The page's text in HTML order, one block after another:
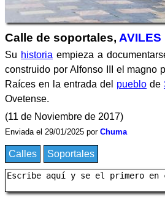
Calle de soportales, AVILES
Su historia empieza a
construido por Alfonso III el magno
Raíces en la entrada del pueblo de
Ovetense.
(11 de Noviembre de 2017)
Enviada el 29/01/2025 por Chuma
Calles Soportales